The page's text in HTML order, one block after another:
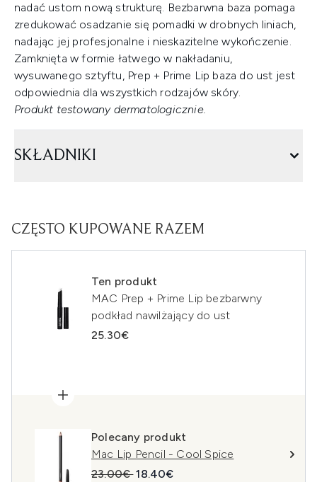
nadać ustom nową strukturę. Bezbarwna baza pomaga
zredukować osadzanie się pomadki w drobnych liniach,
nadając jej profesjonalne i nieskazitelne wykończenie.
Zamknięta w formie łatwego w nakładaniu,
wysuwanego sztyftu, Prep + Prime Lip baza do ust jest
odpowiednia dla wszystkich rodzajów skóry.
Produkt testowany dermatologicznie.
SKŁADNIKI
CZĘSTO KUPOWANE RAZEM
Ten produkt
MAC Prep + Prime Lip bezbarwny
podkład nawilżający do ust
25.30€
Polecany produkt
Mac Lip Pencil - Cool Spice
Sugerowana cena detaliczna:
23.00€Aktualna cena:
18.40€